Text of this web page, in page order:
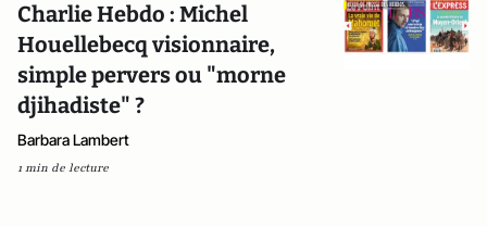
Charlie Hebdo : Michel
Houellebecq visionnaire,
simple pervers ou "morne
djihadiste" ?
Barbara Lambert
1 min de lecture